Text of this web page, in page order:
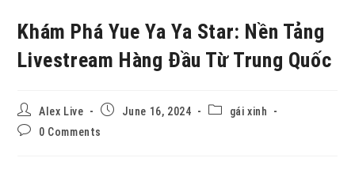
Khám Phá Yue Ya Ya Star: Nền Tảng
Livestream Hàng Đầu Từ Trung Quốc
Alex Live June 16, 2024
gái xinh
0 Comments